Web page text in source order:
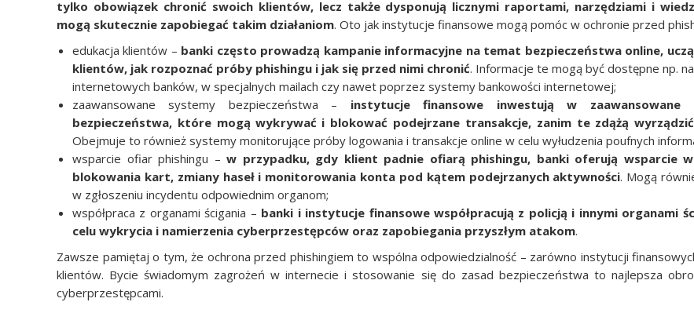
tylko obowiązek chronić swoich klientów, lecz także dysponują licznymi raportami, narzędziami i
mogą skutecznie zapobiegać takim działaniom. Oto jak instytucje finansowe mogą pomóc w ochronie przed
edukacja klientów – banki często prowadzą kampanie informacyjne na temat bezpieczeństwa online,
klientów, jak rozpoznać próby phishingu i jak się przed nimi chronić. Informacje te mogą być dostępne np.
internetowych banków, w specjalnych mailach czy nawet poprzez systemy bankowości internetowej;
zaawansowane systemy bezpieczeństwa – instytucje finansowe inwestują w zaawansowane
bezpieczeństwa, które mogą wykrywać i blokować podejrzane transakcje, zanim te zdążą
Obejmuje to również systemy monitorujące próby logowania i transakcje online w celu wyłudzenia poufnych
wsparcie ofiar phishingu –w przypadku, gdy klient padnie ofiarą phishingu, banki oferują wsparcie
blokowania kart, zmiany haseł i monitorowania konta pod kątem podejrzanych aktywności. Mogą
w zgłoszeniu incydentu odpowiednim organom;
współpraca z organami ścigania – banki i instytucje finansowe współpracują z policją i innymi organami
celu wykrycia i namierzenia cyberprzestępców oraz zapobiegania przyszłym atakom.
Zawsze pamiętaj o tym, że ochrona przed phishingiem to wspólna odpowiedzialność – zarówno instytucji
klientów. Bycie świadomym zagrożeń w internecie i stosowanie się do zasad bezpieczeństwa to najlepsza
cyberprzestępcami.